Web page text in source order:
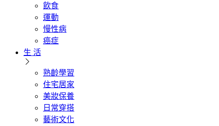
飲食
運動
慢性病
癌症
生 活
熟齡學習
住宅居家
美妝保養
日常穿搭
藝術文化